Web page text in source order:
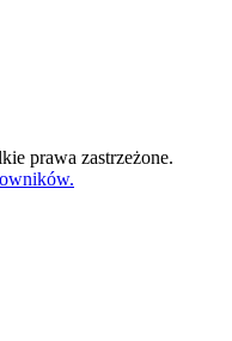
prawa zastrzeżone.